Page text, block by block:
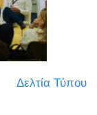
Δελτία Τύπου